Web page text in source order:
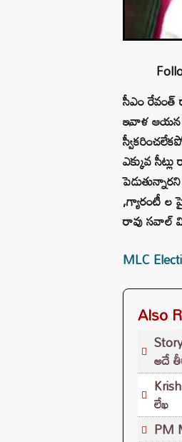
సీఎం
ఇవాళ ఆయన
ఎక్కువ
,గ్యారంటీ
రావు సవాల్
MLC
Also
అదే
లేఖ
PM